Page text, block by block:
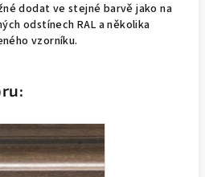
dodat ve stejné barvě jako na
odstínech RAL a několika
vzorníku.